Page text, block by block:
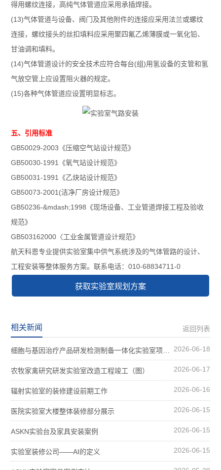
得用螺纹连接，高纯气体管道应采用承插焊接。
(13)气体管道与设备、阀门及其他附件的连接应采用法兰或螺纹
连接，螺纹接头的丝扣填料应采用聚四氟乙烯薄膜或一氧化铅、
甘油调和填料。
(14)气体管道设计的安全技术应符合每台(组)用氢设备的支管和氢
气放空管上应设置阻火器的规定。
(15)各种气体管道应设置明显标志。
五、引用标准
GB50029-2003《压缩空气站设计规范》
GB50030-1991《氧气站设计规范》
GB50031-1991《乙炔站设计规范》
GB50073-2001(洁净厂房设计规范》
GB50236-&mdash;1998《现场设备、工业管道焊接工程及验收
规范》
GB503162000〈工业金属管道设计规范》
航天科恩专业提供实验室集中供气系统涉及的气体管路的设计、
工程安装等整体服务方案。联系电话：010-68834711-0
获取实验室规划方案
返回列表
相关新闻
2026-06-18
细胞与基因治疗产品研发检测制备一体化实验室项目装修案例图
2026-06-17
农牧家禽研究研发实验室改造工程竣工（图）
2026-06-16
辐射实验室的装修建设前期工作
2026-06-15
医院实验室大楼整体装修部分展示
2026-06-15
ASKN实验台及家具安装案例
2026-06-15
实验室装修公司——AI的定义